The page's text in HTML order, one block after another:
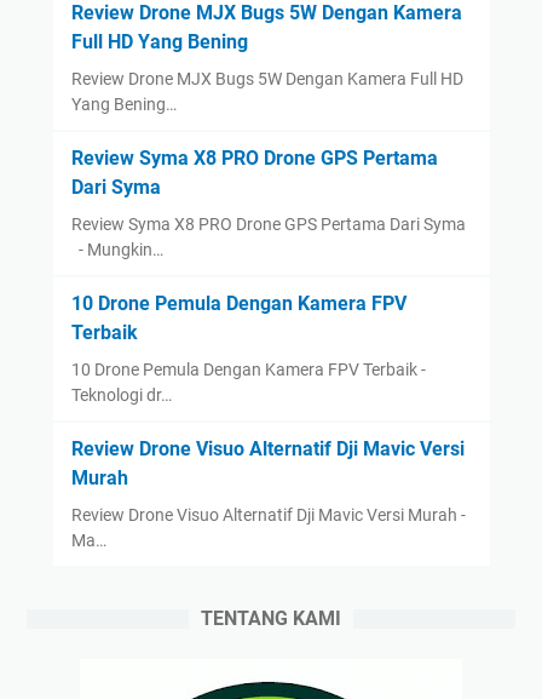
Review Drone MJX Bugs 5W Dengan Kamera
Full HD Yang Bening
Review Drone MJX Bugs 5W Dengan Kamera Full HD
Yang Bening…
Review Syma X8 PRO Drone GPS Pertama
Dari Syma
Review Syma X8 PRO Drone GPS Pertama Dari Syma
- Mungkin…
10 Drone Pemula Dengan Kamera FPV
Terbaik
10 Drone Pemula Dengan Kamera FPV Terbaik -
Teknologi dr…
Review Drone Visuo Alternatif Dji Mavic Versi
Murah
Review Drone Visuo Alternatif Dji Mavic Versi Murah -
Ma…
TENTANG KAMI